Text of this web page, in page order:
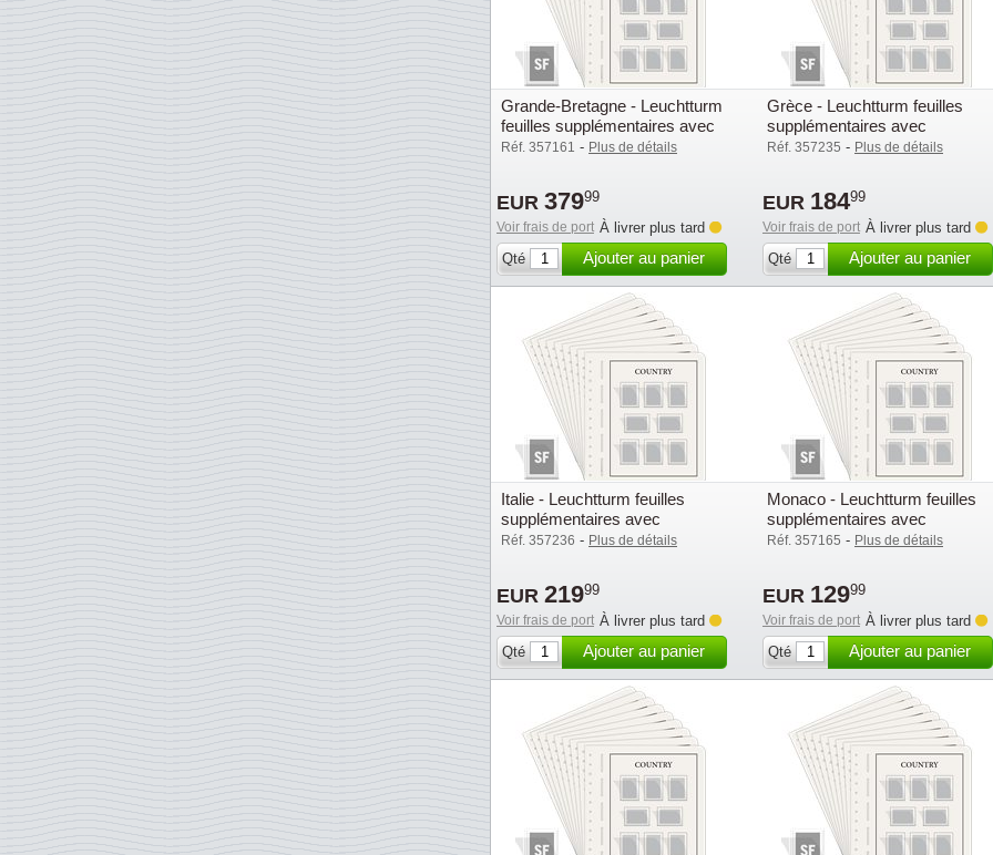
Grande-Bretagne - Leuchtturm
feuilles supplémentaires avec
pochettes (SF) - 2015-2019
Réf. 357161 - Plus de détails
EUR 37999
Voir frais de port À livrer plus tard
Qté
Ajouter au panier
Grèce - Leuchtturm feuilles
supplémentaires avec
pochettes (SF) - 2015-2019
Réf. 357235 - Plus de détails
EUR 18499
Voir frais de port À livrer plus tard
Qté
Ajouter au panier
Italie - Leuchtturm feuilles
supplémentaires avec
pochettes (SF) - 2015-2019
Réf. 357236 - Plus de détails
EUR 21999
Voir frais de port À livrer plus tard
Qté
Ajouter au panier
Monaco - Leuchtturm feuilles
supplémentaires avec
pochettes (SF) - 2015-2019
Réf. 357165 - Plus de détails
EUR 12999
Voir frais de port À livrer plus tard
Qté
Ajouter au panier